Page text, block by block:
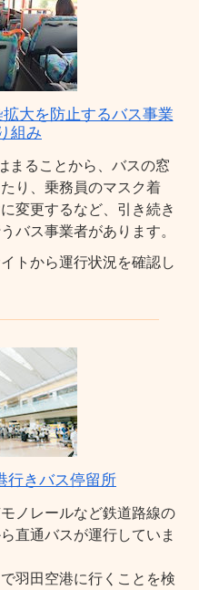
大を防止するバス事業
組み
まることから、バスの窓
り、乗務員のマスク着
変更するなど、引き続き
バス事業者があります。
トから運行状況を確認し
行きバス停留所
ノレールなど鉄道路線の
直通バスが運行していま
羽田空港に行くことを検